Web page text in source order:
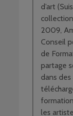
d’art
2009,
Conseil
de
partage
dans
les